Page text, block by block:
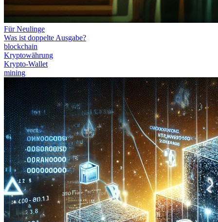
Für Neulinge
Was ist doppelte Ausgabe?
blockchain
Kryptowährung
Krypto-Wallet
mining